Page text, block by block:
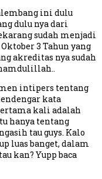
ini dulu
dulu nya dari
sudah menjadi
3 Tahun yang
akreditas nya sudah
intipers tentang
kata
kali adalah
hanya tentang
tau guys. Kalo
luas banget, dalam
kan? Yupp baca